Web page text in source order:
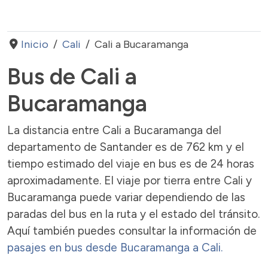
Inicio Cali Cali a Bucaramanga
Bus de Cali a
Bucaramanga
La distancia entre Cali a Bucaramanga del
departamento de Santander es de 762 km y el
tiempo estimado del viaje en bus es de 24 horas
aproximadamente. El viaje por tierra entre Cali y
Bucaramanga puede variar dependiendo de las
paradas del bus en la ruta y el estado del tránsito.
Aquí también puedes consultar la información de
pasajes en bus desde Bucaramanga a Cali.